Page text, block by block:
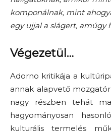
komponálnak, mint
egy ujjal a slágert, amúgy
Végezetül…
Adorno kritikája a
annak alapvető
nagy részben tehát
hagyományosan
kulturális termelés